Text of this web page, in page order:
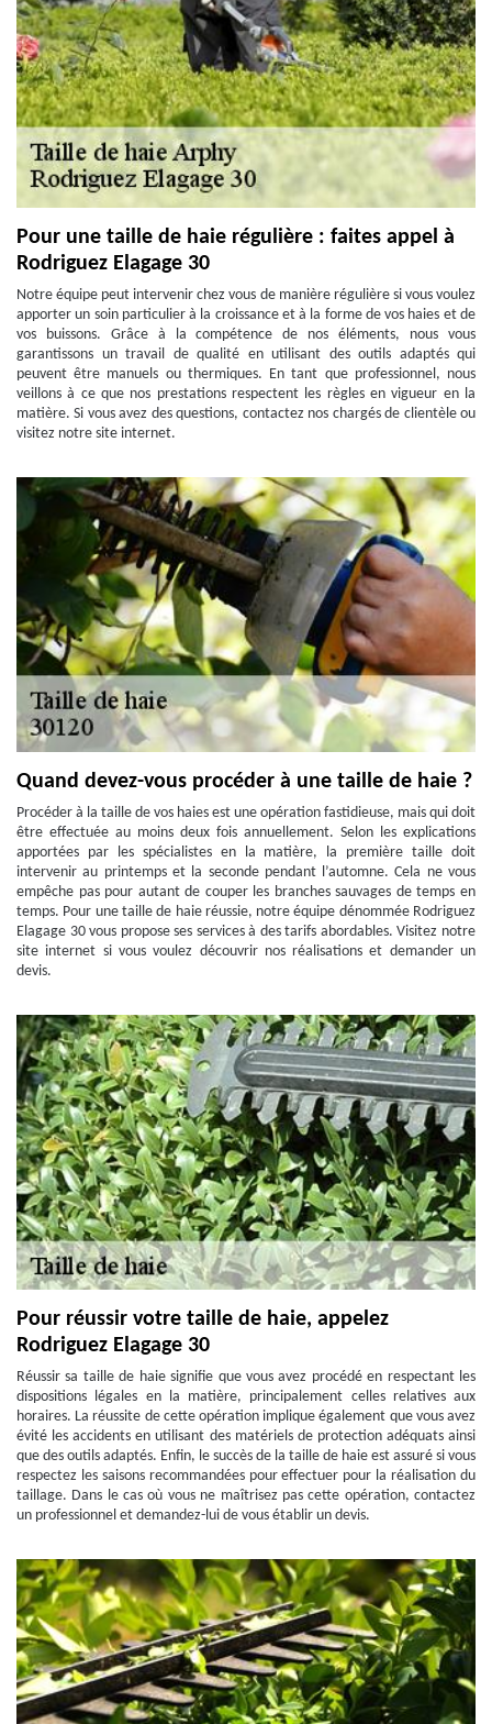
Pour une taille de haie régulière : faites appel à
Rodriguez Elagage 30
Notre équipe peut intervenir chez vous de manière régulière si vous voulez
apporter un soin particulier à la croissance et à la forme de vos haies et de
vos buissons. Grâce à la compétence de nos éléments, nous vous
garantissons un travail de qualité en utilisant des outils adaptés qui
peuvent être manuels ou thermiques. En tant que professionnel, nous
veillons à ce que nos prestations respectent les règles en vigueur en la
matière. Si vous avez des questions, contactez nos chargés de clientèle ou
visitez notre site internet.
Quand devez-vous procéder à une taille de haie ?
Procéder à la taille de vos haies est une opération fastidieuse, mais qui doit
être effectuée au moins deux fois annuellement. Selon les explications
apportées par les spécialistes en la matière, la première taille doit
intervenir au printemps et la seconde pendant l’automne. Cela ne vous
empêche pas pour autant de couper les branches sauvages de temps en
temps. Pour une taille de haie réussie, notre équipe dénommée Rodriguez
Elagage 30 vous propose ses services à des tarifs abordables. Visitez notre
site internet si vous voulez découvrir nos réalisations et demander un
devis.
Pour réussir votre taille de haie, appelez
Rodriguez Elagage 30
Réussir sa taille de haie signifie que vous avez procédé en respectant les
dispositions légales en la matière, principalement celles relatives aux
horaires. La réussite de cette opération implique également que vous avez
évité les accidents en utilisant des matériels de protection adéquats ainsi
que des outils adaptés. Enfin, le succès de la taille de haie est assuré si vous
respectez les saisons recommandées pour effectuer pour la réalisation du
taillage. Dans le cas où vous ne maîtrisez pas cette opération, contactez
un professionnel et demandez-lui de vous établir un devis.